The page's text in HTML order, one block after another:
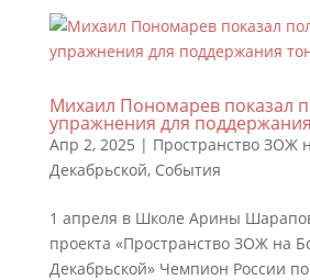
Михаил Пономарев показал
упражнения для
Апр 2, 2025 | Пространство ЗОЖ
Декабрьской, События
1 апреля в Школе Арины
проекта «Пространство ЗОЖ на
Декабрьской» Чемпион России